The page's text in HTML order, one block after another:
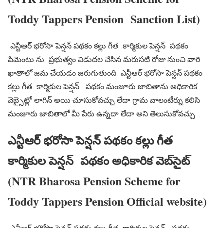
Toddy Tappers Pension Sanction List)
ఎన్టీఆర్ భరోసా పెన్షన్ పథకం కల్లు గీత కార్మికుల పెన్షన్ పథకం
పేమెంటు ను ప్రభుత్వం విడుదల చేసిన మరుసటి రోజు నుంచి వారి
ఖాతాలో జమ చేయడం జరుగుతుంది ఎన్టీఆర్ భరోసా పెన్షన్ పథకం
కల్లు గీత కార్మికుల పెన్షన్ పథకం మంజూరు జాబితాను అధికారిక
వెబ్సైట్లో లాగిన్ అయి చూసుకోవచ్చు లేదా గ్రామ వాలంటీర్ను కలిసి
మంజూరు జాబితాలో మీ పేరు ఉన్నదా లేదా అని తెలుసుకోవచ్చు
ఎన్టీఆర్ భరోసా పెన్షన్ పథకం కల్లు గీత
కార్మికుల పెన్షన్ పథకం అధికారిక వెబ్‌సైట్
(NTR Bharosa Pension Scheme for
Toddy Tappers Pension Official website)